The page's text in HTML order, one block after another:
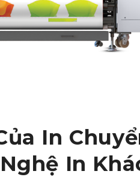
In
In